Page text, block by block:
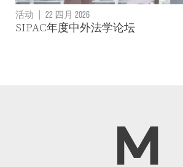
活动 | 22 四月 2026
SIPAC年度中外法学论坛